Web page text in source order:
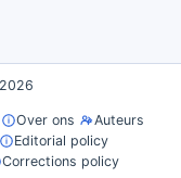
Over ons
Auteurs
Editorial policy
Corrections policy